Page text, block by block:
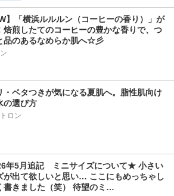
】「横浜ルルルン（コーヒーの香り）」が
焙煎したてのコーヒーの豊かな香りで、つ
品のあるなめらか肌へ☆彡
・ベタつきが気になる夏肌へ。脂性肌向け
の選び方
ロン
年5月追記　ミニサイズについて★ 小さい
が出て欲しいと思い… ここにもめっちゃし
書きました（笑） 待望のミ…